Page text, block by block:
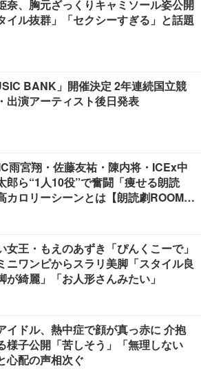
奈、胸元ざっくりキャミソール姿公開
イル抜群」「セクシーすぎる」と話題
BANK」開催決定 2年連続国立競
出演アーティスト後日発表
雨宮翔・佐藤友祐・陳内将・ICEx中
郎ら“1人10役”で奮闘「痩せる朗読
カロリーシーンとは【朗読劇ROOM2
女王・もえのあずき「ぴんくこーで」
ニワンピからスラリ美脚「スタイル良
が綺麗」「お人形さんみたい」
イドル、熱中症で顔が真っ赤に 介抱
様子公開「苦しそう」「無理しない
心配の声相次ぐ